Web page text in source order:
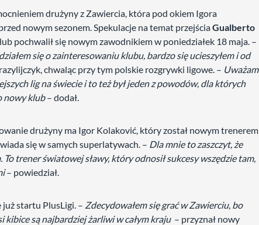
drużyny z Zawiercia, która pod okiem Igora
nowym sezonem. Spekulacje na temat przejściaGualberto
pochwalił się nowym zawodnikiem w poniedziałek 18 maja. –
się o zainteresowaniu klubu, bardzo się ucieszyłem i od
chwaląc przy tym polskie rozgrywki ligowe. – Uważam
lig na świecie i to też był jeden z powodów, dla których
nowy klub– dodał.
drużyny ma Igor Kolaković, który został nowym trenerem
się w samych superlatywach. – Dla mnie to zaszczyt, że
trener światowej sławy, który odnosił sukcesy wszędzie tam,
– powiedział.
już startu PlusLigi. – Zdecydowałem się grać w Zawierciu, bo
kibice są najbardziej żarliwi w całym kraju – przyznał nowy